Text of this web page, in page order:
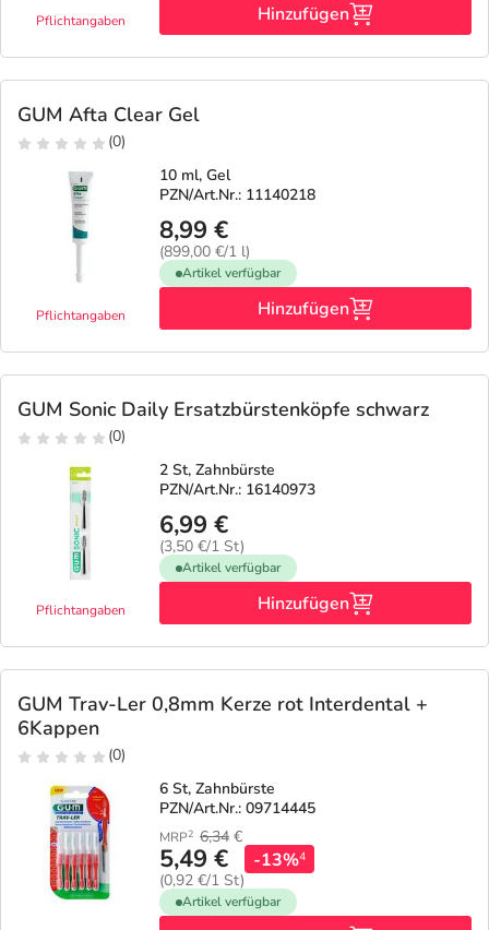
Pflichtangaben Hinzufügen
GUM Afta Clear Gel
(0)
Pflichtangaben
10 ml, Gel
PZN/Art.Nr.: 11140218
8,99 €
(899,00 €/1 l)
Artikel verfügbar
Hinzufügen
GUM Sonic Daily Ersatzbürstenköpfe schwarz
(0)
Pflichtangaben
2 St, Zahnbürste
PZN/Art.Nr.: 16140973
6,99 €
(3,50 €/1 St)
Artikel verfügbar
Hinzufügen
GUM Trav-Ler 0,8mm Kerze rot Interdental +
6Kappen
(0)
6 St, Zahnbürste
PZN/Art.Nr.: 09714445
MRP2 6,34 €
5,49 €
(0,92 €/1 St)
-13%4
Artikel verfügbar